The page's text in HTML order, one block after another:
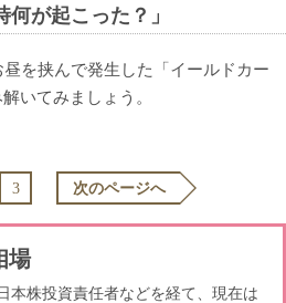
が起こった？」
を挟んで発生した「イールドカー
いてみましょう。
3 次のページへ
場
本株投資責任者などを経て、現在は